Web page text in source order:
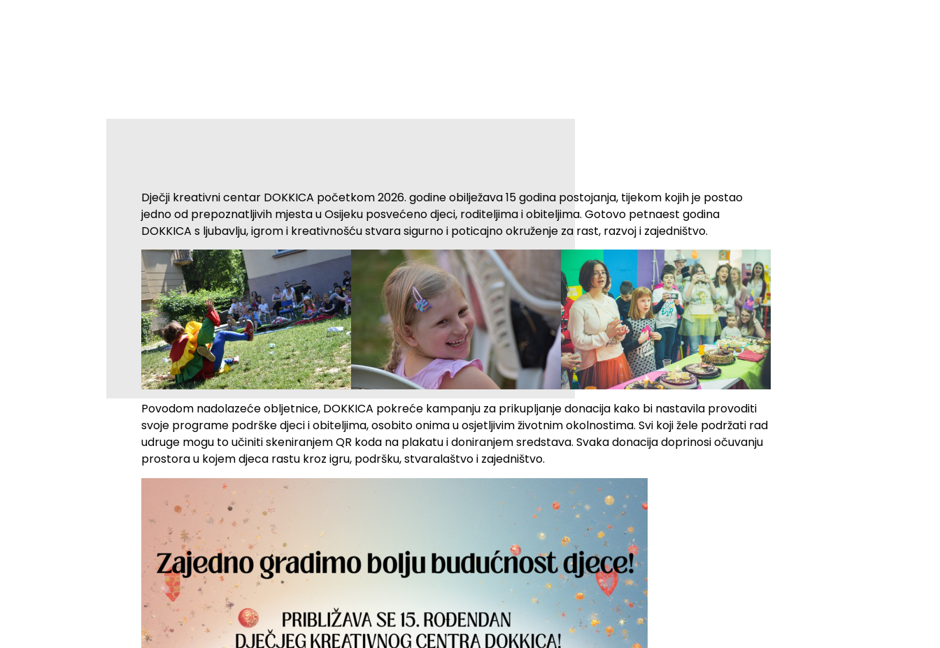
Dječji kreativni centar DOKKICA početkom 2026. godine obilježava 15 godina postojanja, tijekom kojih je postao
jedno od prepoznatljivih mjesta u Osijeku posvećeno djeci, roditeljima i obiteljima. Gotovo petnaest godina
DOKKICA s ljubavlju, igrom i kreativnošću stvara sigurno i poticajno okruženje za rast, razvoj i zajedništvo.
Povodom nadolazeće obljetnice, DOKKICA pokreće kampanju za prikupljanje donacija kako bi nastavila provoditi
svoje programe podrške djeci i obiteljima, osobito onima u osjetljivim životnim okolnostima. Svi koji žele podržati rad
udruge mogu to učiniti skeniranjem QR koda na plakatu i doniranjem sredstava. Svaka donacija doprinosi očuvanju
prostora u kojem djeca rastu kroz igru, podršku, stvaralaštvo i zajedništvo.